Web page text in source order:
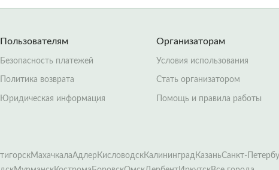
Пользователям
Безопасность платежей
Политика возврата
Юридическая информация
Организаторам
Условия использования
Стать организатором
Помощь и правила работы
МахачкалаАдлер КисловодскКалининградКазаньСанкт-